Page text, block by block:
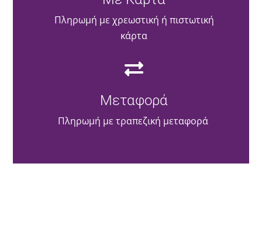
Πληρωμή με χρεωστική ή πιστωτική
κάρτα
Μεταφορά
Πληρωμή με τραπεζική μεταφορά